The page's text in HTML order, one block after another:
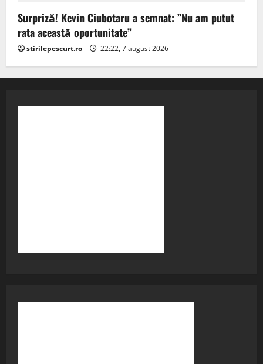
Surpriză! Kevin Ciubotaru a semnat: ”Nu am putut
rata această oportunitate”
stirilepescurt.ro 22:22, 7 august 2026